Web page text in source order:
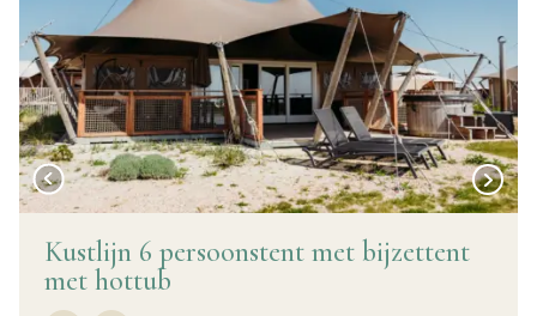
Kustlijn 6 persoonstent met bijzettent
met hottub